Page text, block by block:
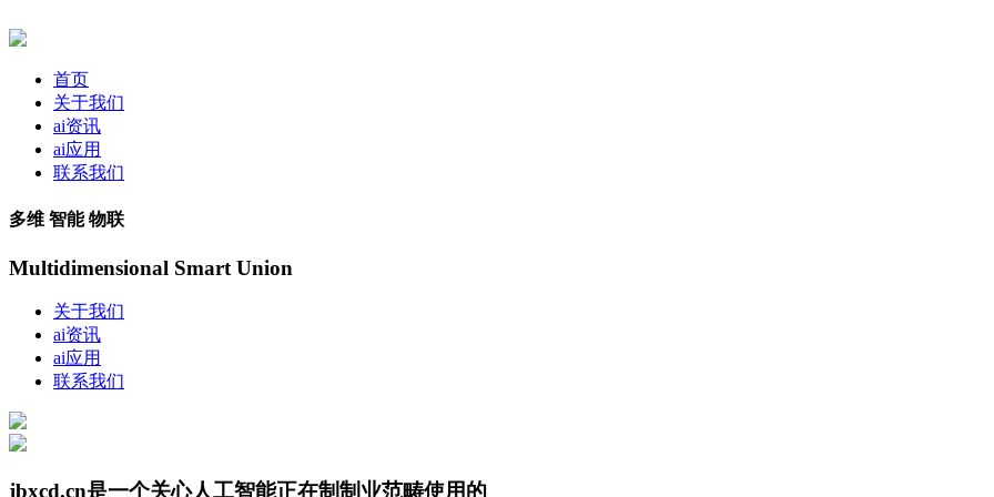
首页
关于我们
ai资讯
ai应用
联系我们
多维 智能 物联
Multidimensional Smart Union
关于我们
ai资讯
ai应用
联系我们
jbxcd.cn是一个关心人工智能正在制制业范畴使用的